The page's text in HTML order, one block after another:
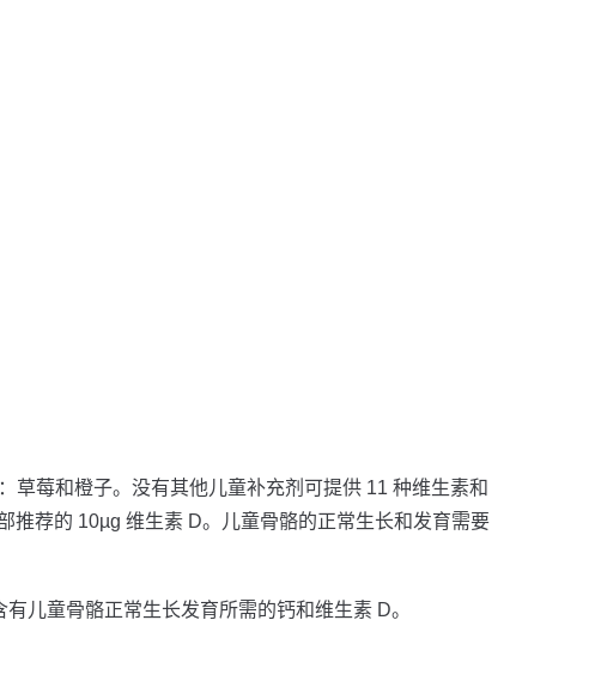
莓和橙子。没有其他儿童补充剂可提供 11 种维生素和
推荐的 10µg 维生素 D。儿童骨骼的正常生长和发育需要
儿童骨骼正常生长发育所需的钙和维生素 D。